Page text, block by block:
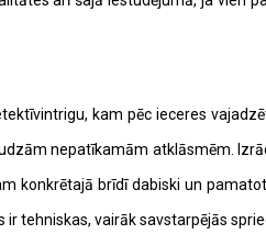
kam pēc ieceres
nepatīkamām atklāsmēm.
konkrētajā brīdī dabiski un
ir tehniskas, vairāk savstarpējās